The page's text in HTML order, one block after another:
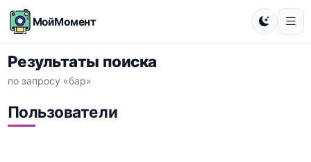
МойМомент
Результаты поиска
по запросу «бар»
Пользователи